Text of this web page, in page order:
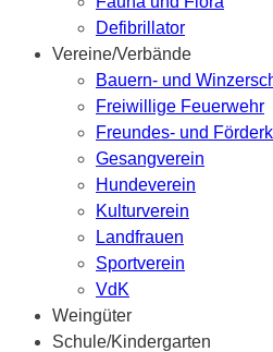
Defibrillator
Vereine/Verbände
Bauern- und
Freiwillige Feuerwehr
Freundes- und
Gesangverein
Hundeverein
Kulturverein
Landfrauen
Sportverein
VdK
Weingüter
Schule/Kindergarten